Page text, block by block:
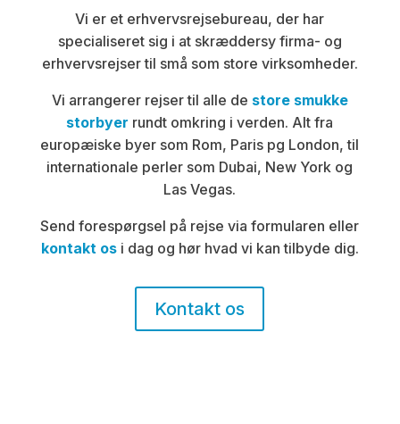
SPORTSREJSER
Vi er et erhvervsrejsebureau, der har
specialiseret sig i at skræddersy firma- og
erhvervsrejser til små som store virksomheder.
Vi arrangerer rejser til alle de store smukke
storbyer rundt omkring i verden. Alt fra
europæiske byer som Rom, Paris pg London, til
internationale perler som Dubai, New York og
Las Vegas.
Send forespørgsel på rejse via formularen eller
kontakt osi dag og hør hvad vi kan tilbyde dig.
Kontakt os